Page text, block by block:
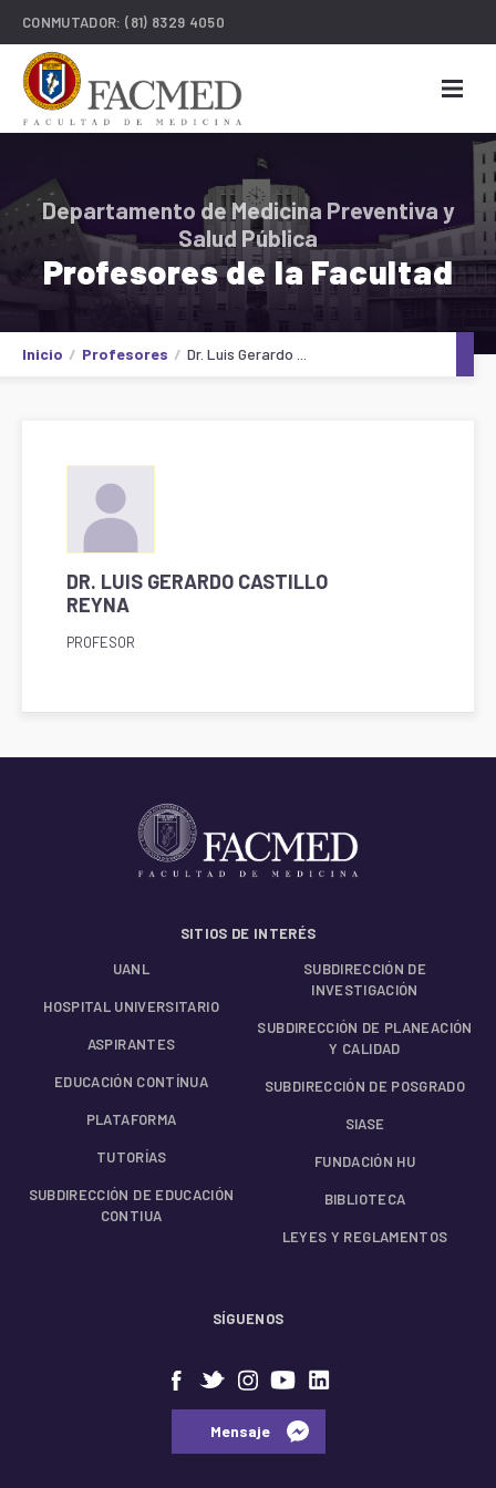
CONMUTADOR:(81) 8329 4050
Departamento de Medicina Preventiva y
Salud Pública
Profesores de la Facultad
Inicio Profesores Dr. Luis Gerardo ...
DR. LUIS GERARDO CASTILLO
REYNA
PROFESOR
SITIOS DE INTERÉS
UANL
HOSPITAL UNIVERSITARIO
ASPIRANTES
EDUCACIÓN CONTÍNUA
PLATAFORMA
TUTORÍAS
SUBDIRECCIÓN DE EDUCACIÓN
CONTIUA
SUBDIRECCIÓN DE
INVESTIGACIÓN
SUBDIRECCIÓN DE PLANEACIÓN
Y CALIDAD
SUBDIRECCIÓN DE POSGRADO
SIASE
FUNDACIÓN HU
BIBLIOTECA
LEYES Y REGLAMENTOS
SÍGUENOS
⠀⠀Mensaje⠀